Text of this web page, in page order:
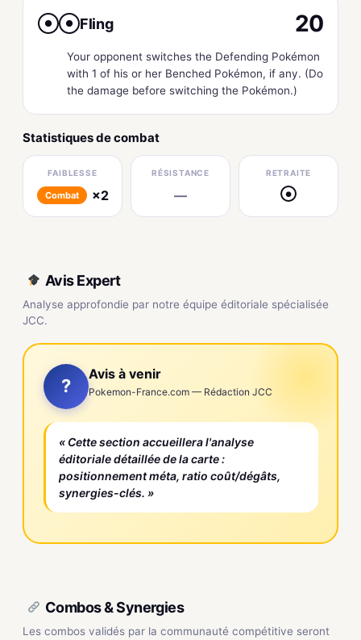
● ● Fling 20
Your opponent switches the Defending Pokémon
with 1 of his or her Benched Pokémon, if any. (Do
the damage before switching the Pokémon.)
Statistiques de combat
FAIBLESSE
Combat ×2
RÉSISTANCE
—
RETRAITE
●
Avis Expert
Analyse approfondie par notre équipe éditoriale spécialisée
JCC.
?
Avis à venir
Pokemon-France.com — Rédaction JCC
« Cette section accueillera l'analyse
éditoriale détaillée de la carte :
positionnement méta, ratio coût/dégâts,
synergies-clés. »
Combos & Synergies
Les combos validés par la communauté compétitive seront